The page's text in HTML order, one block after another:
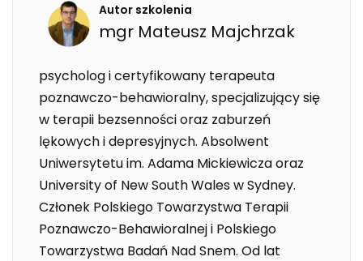
Autor szkolenia
mgr Mateusz Majchrzak
psycholog i certyfikowany terapeuta
poznawczo-behawioralny, specjalizujący się
w terapii bezsenności oraz zaburzeń
lękowych i depresyjnych. Absolwent
Uniwersytetu im. Adama Mickiewicza oraz
University of New South Wales w Sydney.
Członek Polskiego Towarzystwa Terapii
Poznawczo-Behawioralnej i Polskiego
Towarzystwa Badań Nad Snem. Od lat